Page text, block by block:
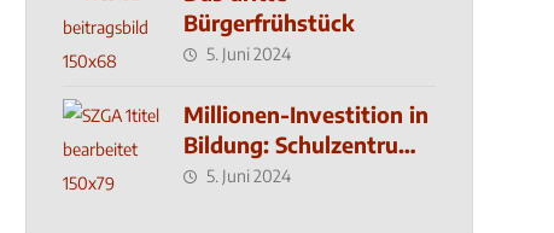
Bürgerfrühstück
5. Juni 2024
Millionen-Investition in
Bildung: Schulzentrum-
Neubau
5. Juni 2024